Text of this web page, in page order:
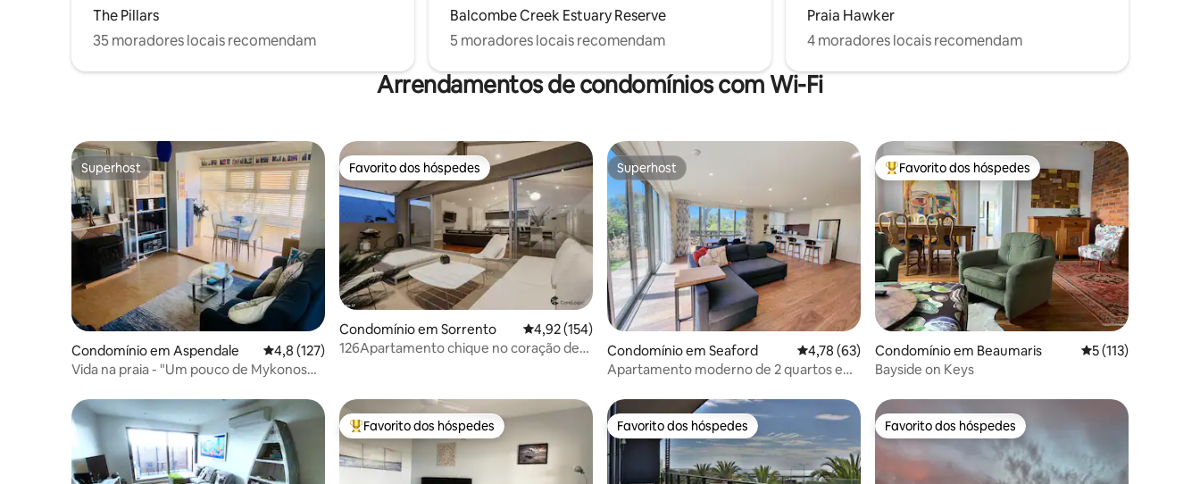
The Pillars
35 moradores locais recomendam
Balcombe Creek Estuary Reserve
5 moradores locais recomendam
Praia Hawker
4 moradores locais recomendam
Arrendamentos de condomínios com Wi-Fi
Superhost
Superhost
Condomínio em Aspendale Classificação média de 4,8 em 5 estrelas, 127avaliações
4,8 (127)
Vida na praia - "Um pouco de Mykonos
Favorito dos hóspedes
Favorito dos hóspedes
Condomínio em Sorrento Classificação média de 4,92 em 5 estrelas, 154avaliações
4,92 (154)
126Apartamento chique no coração de
Superhost
Superhost
Condomínio em Seaford Classificação média de 4,78 em 5 estrelas, 63avaliações
4,78 (63)
Apartamento moderno de 2 quartos em
Favoritos dos hóspedes mais apreciados
Favorito dos hóspedes
Condomínio em Beaumaris Classificação
5 (113)
Bayside on Keys
Favoritos dos hóspedes mais apreciados
Favorito dos hóspedes Favorito dos hóspedes
Favorito dos hóspedes Favorito dos hóspedes
Favorito dos hóspedes